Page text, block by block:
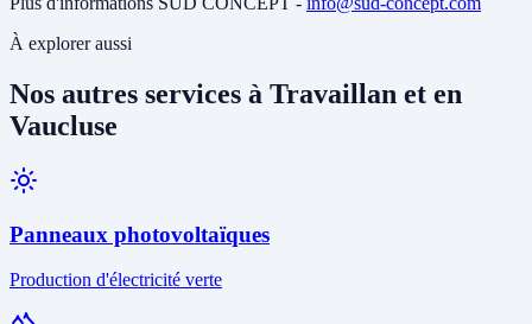
À explorer aussi
Nos autres services à Travaillan et en
Vaucluse
Panneaux photovoltaïques
Production d'électricité verte